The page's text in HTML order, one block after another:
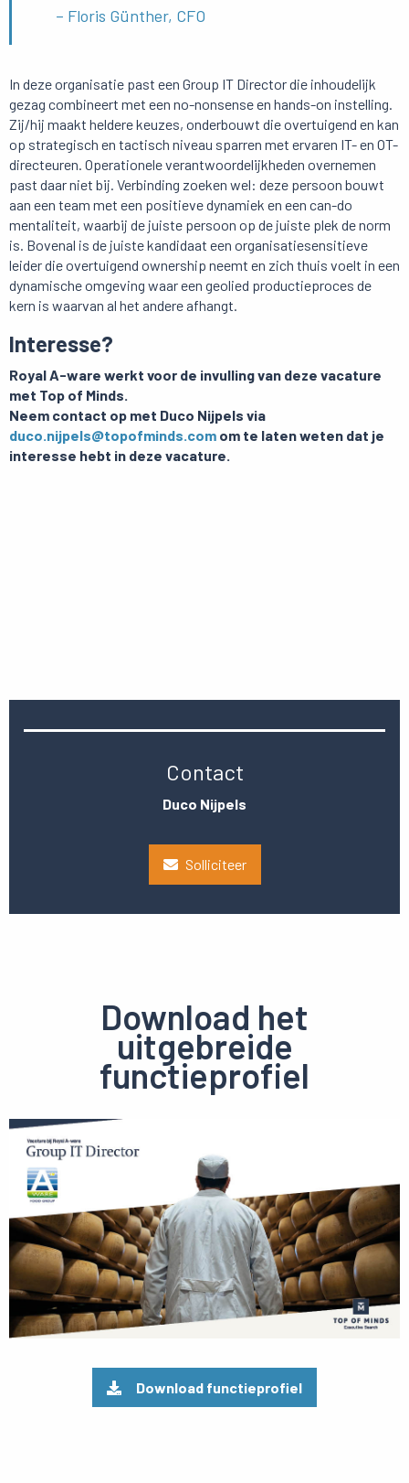
– Floris Günther, CFO
In deze organisatie past een Group IT Director die inhoudelijk
gezag combineert met een no-nonsense en hands-on instelling.
Zij/hij maakt heldere keuzes, onderbouwt die overtuigend en kan
op strategisch en tactisch niveau sparren met ervaren IT- en OT-
directeuren. Operationele verantwoordelijkheden overnemen
past daar niet bij. Verbinding zoeken wel: deze persoon bouwt
aan een team met een positieve dynamiek en een can-do
mentaliteit, waarbij de juiste persoon op de juiste plek de norm
is. Bovenal is de juiste kandidaat een organisatiesensitieve
leider die overtuigend ownership neemt en zich thuis voelt in een
dynamische omgeving waar een geolied productieproces de
kern is waarvan al het andere afhangt.
Interesse?
Royal A-ware werkt voor de invulling van deze vacature
met Top of Minds.
Neem contact op met Duco Nijpels via
duco.nijpels@topofminds.com om te laten weten dat je
interesse hebt in deze vacature.
Contact
Duco Nijpels
Solliciteer
Download het
uitgebreide
functieprofiel
Download functieprofiel